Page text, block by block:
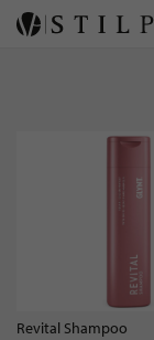
Revital Shampoo